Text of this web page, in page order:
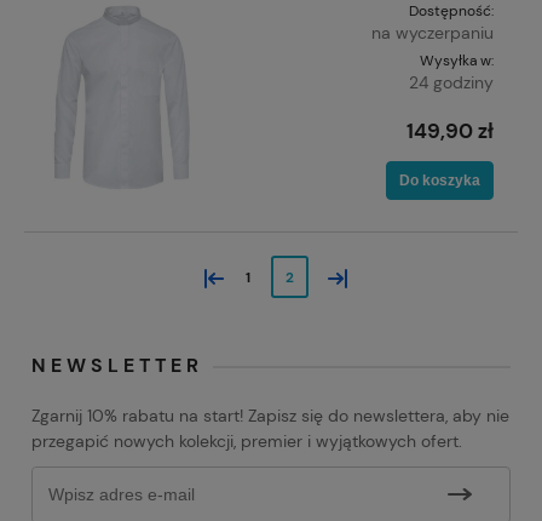
Dostępność:
na wyczerpaniu
Wysyłka w:
24 godziny
149,90 zł
Do koszyka
« 1 2 »
NEWSLETTER
Zgarnij 10% rabatu na start! Zapisz się do newslettera, aby nie
przegapić nowych kolekcji, premier i wyjątkowych ofert.